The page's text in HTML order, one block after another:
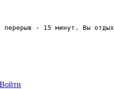
перерыв - 15 минут. Вы
Войти